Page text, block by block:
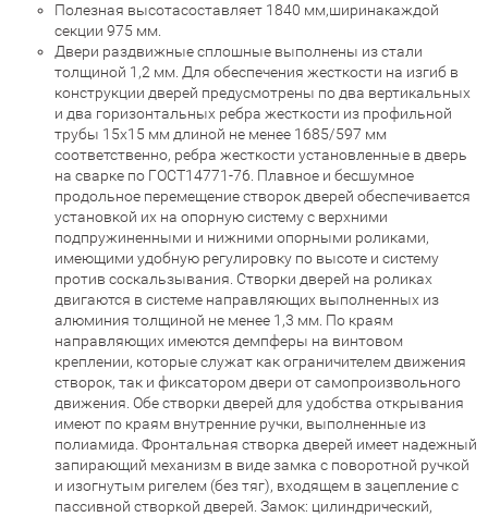
Полезная высотасоставляет 1840 мм,ширинакаждой
секции 975 мм.
Двери раздвижные сплошные выполнены из стали
толщиной 1,2 мм. Для обеспечения жесткости на изгиб в
конструкции дверей предусмотрены по два вертикальных
и два горизонтальных ребра жесткости из профильной
трубы 15х15 мм длиной не менее 1685/597 мм
соответственно, ребра жесткости установленные в дверь
на сварке по ГОСТ14771-76. Плавное и бесшумное
продольное перемещение створок дверей обеспечивается
установкой их на опорную систему с верхними
подпружиненными и нижними опорными роликами,
имеющими удобную регулировку по высоте и систему
против соскальзывания. Створки дверей на роликах
двигаются в системе направляющих выполненных из
алюминия толщиной не менее 1,3 мм. По краям
направляющих имеются демпферы на винтовом
креплении, которые служат как ограничителем движения
створок, так и фиксатором двери от самопроизвольного
движения. Обе створки дверей для удобства открывания
имеют по краям внутренние ручки, выполненные из
полиамида. Фронтальная створка дверей имеет надежный
запирающий механизм в виде замка с поворотной ручкой
и изогнутым ригелем (без тяг), входящем в зацепление с
пассивной створкой дверей. Замок: цилиндрический,